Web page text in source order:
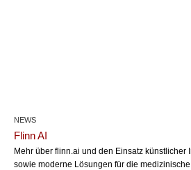
NEWS
Flinn AI
Mehr über flinn.ai und den Einsatz künstlicher
sowie moderne Lösungen für die